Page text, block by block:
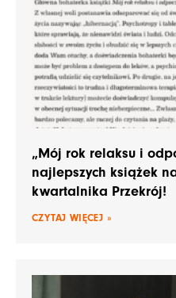
„Mój rok relaksu i
najlepszych książek
kwartalnika Przekrój!
CZYTAJ WIĘCEJ »